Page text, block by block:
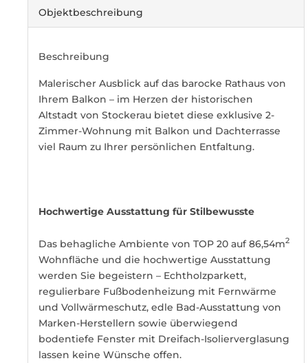
Objekt­beschreibung
Beschreibung
Malerischer Ausblick auf das barocke Rathaus von
Ihrem Balkon – im Herzen der historischen
Altstadt von Stockerau bietet diese exklusive 2-
Zimmer-Wohnung mit Balkon und Dachterrasse
viel Raum zu Ihrer persönlichen Entfaltung.
Hochwertige Ausstattung für Stilbewusste
Das behagliche Ambiente von TOP 20 auf 86,54m2
Wohnfläche und die hochwertige Ausstattung
werden Sie begeistern – Echtholzparkett,
regulierbare Fußbodenheizung mit Fernwärme
und Vollwärmeschutz, edle Bad-Ausstattung von
Marken-Herstellern sowie überwiegend
bodentiefe Fenster mit Dreifach-Isolierverglasung
lassen keine Wünsche offen.